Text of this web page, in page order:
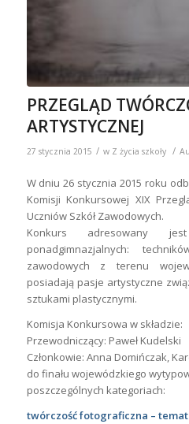
PRZEGLĄD
ARTYSTYCZNEJ
27 stycznia 2015 / w Z życia szkoły /
W dniu 26 stycznia 2015 roku
Komisji Konkursowej XIX
Uczniów Szkół Zawodowych.
Konkurs adresowany
ponadgimnazjalnych:
zawodowych z terenu
posiadają pasje artystyczne
sztukami plastycznymi.
Komisja Konkursowa w składzie:
Przewodniczący: Paweł Kudelski
Członkowie: Anna Domińczak,
do finału wojewódzkiego
poszczególnych kategoriach:
twórczość fotograficzna –